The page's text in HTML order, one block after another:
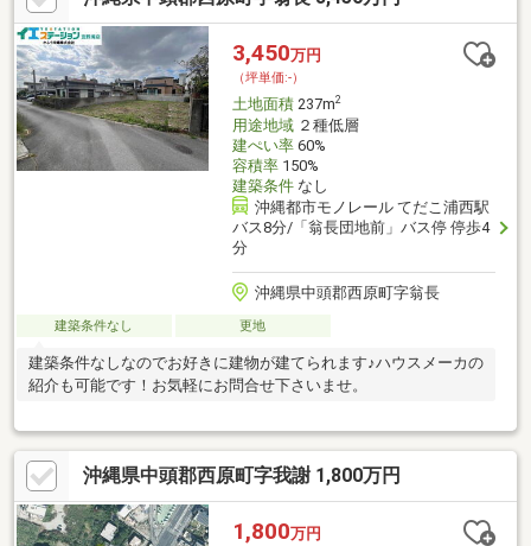
3,450万円
（坪単価:-）
土地面積237m2
用途地域２種低層
建ぺい率60%
容積率150%
建築条件なし
沖縄都市モノレール てだこ浦西駅
バス8分/「翁長団地前」バス停 停歩4
分
沖縄県中頭郡西原町字翁長
建築条件なし 更地
建築条件なしなのでお好きに建物が建てられます♪ハウスメーカの
紹介も可能です！お気軽にお問合せ下さいませ。
沖縄県中頭郡西原町字我謝 1,800万円
1,800万円